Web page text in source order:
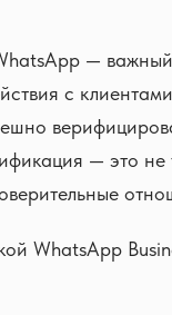
—
с
— это не
WhatsApp